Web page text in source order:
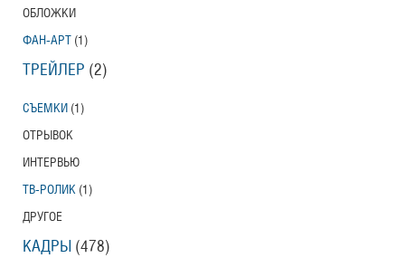
ОБЛОЖКИ
ФАН-АРТ (1)
ТРЕЙЛЕР (2)
СЪЕМКИ (1)
ОТРЫВОК
ИНТЕРВЬЮ
ТВ-РОЛИК (1)
ДРУГОЕ
КАДРЫ (478)